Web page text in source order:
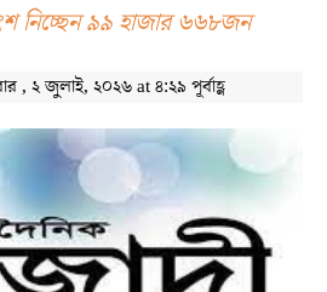
নিচ্ছেন ৯৯ হাজার ৬৬৮জন
, ২ জুলাই, ২০২৬ at ৪:২৯ পূর্বাহ্ণ